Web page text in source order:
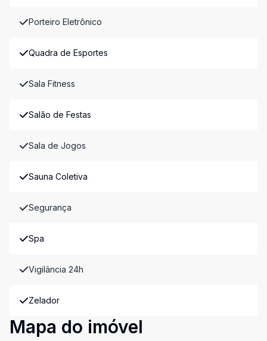
Porteiro Eletrônico
Quadra de Esportes
Sala Fitness
Salão de Festas
Sala de Jogos
Sauna Coletiva
Segurança
Spa
Vigilância 24h
Zelador
Mapa do imóvel